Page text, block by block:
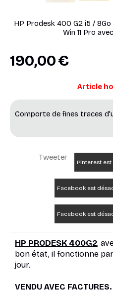
HP Prodesk 400 G2 i5 / 8Go
Win 11 Pro
190,00€
Article
Comporte de fines traces
Tweeter
Pinterest
Facebook est
Facebook est
HP PRODESK 400G2,
bon état, il fonctionne
jour.
VENDU AVEC